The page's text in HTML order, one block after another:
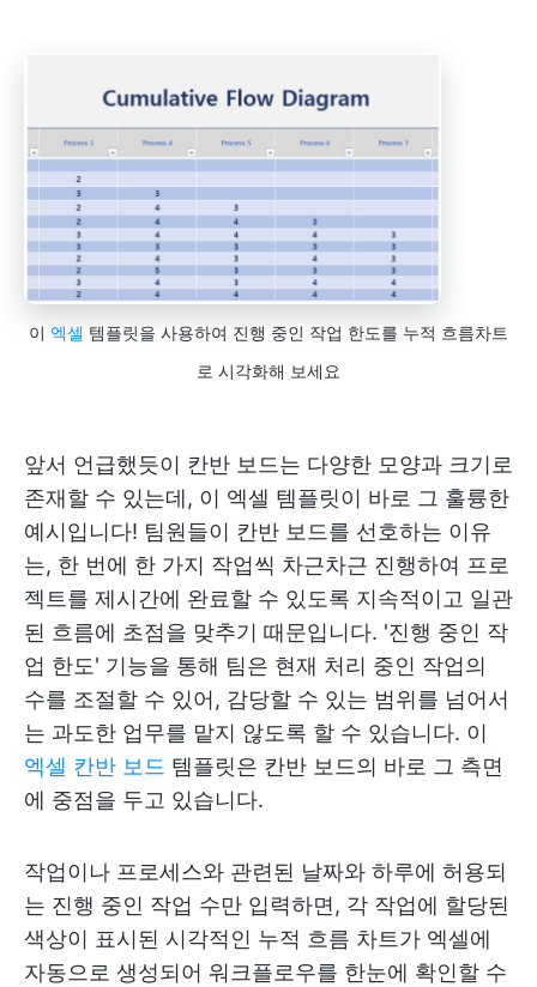
이 엑셀 템플릿을 사용하여 진행 중인 작업 한도를 누적 흐름차트
로 시각화해 보세요
앞서 언급했듯이 칸반 보드는 다양한 모양과 크기로
존재할 수 있는데, 이 엑셀 템플릿이 바로 그 훌륭한
예시입니다! 팀원들이 칸반 보드를 선호하는 이유
는, 한 번에 한 가지 작업씩 차근차근 진행하여 프로
젝트를 제시간에 완료할 수 있도록 지속적이고 일관
된 흐름에 초점을 맞추기 때문입니다. '진행 중인 작
업 한도' 기능을 통해 팀은 현재 처리 중인 작업의
수를 조절할 수 있어, 감당할 수 있는 범위를 넘어서
는 과도한 업무를 맡지 않도록 할 수 있습니다. 이
엑셀 칸반 보드 템플릿은 칸반 보드의 바로 그 측면
에 중점을 두고 있습니다.
작업이나 프로세스와 관련된 날짜와 하루에 허용되
는 진행 중인 작업 수만 입력하면, 각 작업에 할당된
색상이 표시된 시각적인 누적 흐름 차트가 엑셀에
자동으로 생성되어 워크플로우를 한눈에 확인할 수